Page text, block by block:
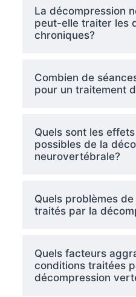
La décompression
peut-elle traiter les
chroniques?
Combien de
pour un traitement
Quels sont les
possibles de la
neurovertébrale?
Quels problèmes
traités par la
Quels facteurs
conditions traitées
décompression